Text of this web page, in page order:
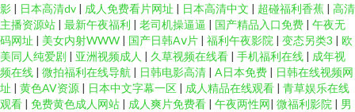
影 | 日本高清dv | 成人免费看片网址 | 日本高清中文 | 超碰福利香蕉 | 高清
主播资源站 | 最新午夜福利 | 老司机操逼逼 | 国产精品入口免费 | 午夜无
码网址 | 美女内射WWW | 国产日韩Aⅴ片 | 福利午夜影院 | 变态另类3 | 欧
美同人纯爱剧 | 亚洲视频成人 | 久草视频在线看 | 手机福利在线 | 成年视
频在线 | 微拍福利在线导航 | 日韩电影高清 | A日本免费 | 日韩在线视频网
址 | 黄色AV资源 | 日本中文字幕一区 | 成人精品在线观看 | 青草娱乐在线
观看 | 免费黄色成人网站 | 成人爽片免费看 | 午夜两性网| 微福利影院 | 男